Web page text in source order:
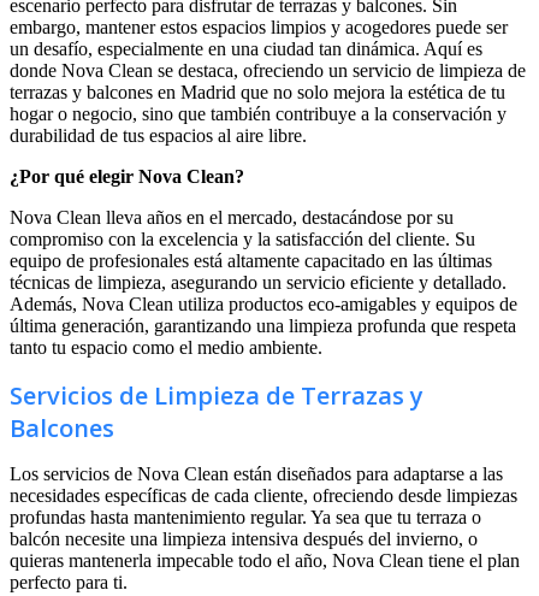
escenario perfecto para disfrutar de terrazas y balcones. Sin
embargo, mantener estos espacios limpios y acogedores puede ser
un desafío, especialmente en una ciudad tan dinámica. Aquí es
donde Nova Clean se destaca, ofreciendo un servicio de limpieza de
terrazas y balcones en Madrid que no solo mejora la estética de tu
hogar o negocio, sino que también contribuye a la conservación y
durabilidad de tus espacios al aire libre.
¿Por qué elegir Nova Clean?
Nova Clean lleva años en el mercado, destacándose por su
compromiso con la excelencia y la satisfacción del cliente. Su
equipo de profesionales está altamente capacitado en las últimas
técnicas de limpieza, asegurando un servicio eficiente y detallado.
Además, Nova Clean utiliza productos eco-amigables y equipos de
última generación, garantizando una limpieza profunda que respeta
tanto tu espacio como el medio ambiente.
Servicios de Limpieza de Terrazas y
Balcones
Los servicios de Nova Clean están diseñados para adaptarse a las
necesidades específicas de cada cliente, ofreciendo desde limpiezas
profundas hasta mantenimiento regular. Ya sea que tu terraza o
balcón necesite una limpieza intensiva después del invierno, o
quieras mantenerla impecable todo el año, Nova Clean tiene el plan
perfecto para ti.